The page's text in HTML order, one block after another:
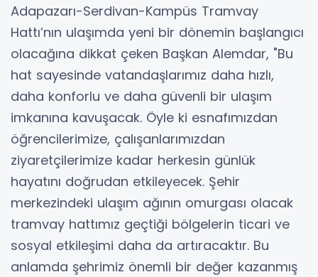
Adapazarı-Serdivan-Kampüs Tramvay
Hattı’nın ulaşımda yeni bir dönemin başlangıcı
olacağına dikkat çeken Başkan Alemdar, "Bu
hat sayesinde vatandaşlarımız daha hızlı,
daha konforlu ve daha güvenli bir ulaşım
imkanına kavuşacak. Öyle ki esnafımızdan
öğrencilerimize, çalışanlarımızdan
ziyaretçilerimize kadar herkesin günlük
hayatını doğrudan etkileyecek. Şehir
merkezindeki ulaşım ağının omurgası olacak
tramvay hattımız geçtiği bölgelerin ticari ve
sosyal etkileşimi daha da artıracaktır. Bu
anlamda şehrimiz önemli bir değer kazanmış